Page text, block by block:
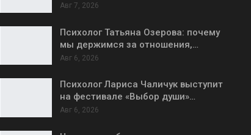
Авг 7, 2026
Психолог Татьяна Озерова: почему
мы держимся за отношения,…
Авг 6, 2026
Психолог Лариса Чаличук выступит
на фестивале «Выбор души»…
Авг 6, 2026